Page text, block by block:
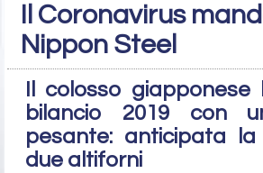
Il Coronavirus
Nippon Steel
Il colosso giapponese
bilancio 2019 con
pesante: anticipata
due altiforni